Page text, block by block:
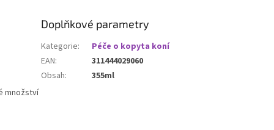
množství
Doplňkové parametry
Kategorie:
Péče o kopyta koní
EAN:
311444029060
Obsah: 355ml